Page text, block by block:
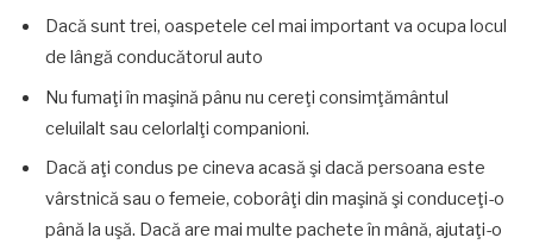
Dacă sunt trei, oaspetele cel mai important va ocupa locul
de lângă conducătorul auto
Nu fumaţi în maşină pânu nu cereţi consimţământul
celuilalt sau celorlalţi companioni.
Dacă aţi condus pe cineva acasă şi dacă persoana este
vârstnică sau o femeie, coborâţi din maşină şi conduceţi-o
până la uşă. Dacă are mai multe pachete în mână, ajutaţi-o